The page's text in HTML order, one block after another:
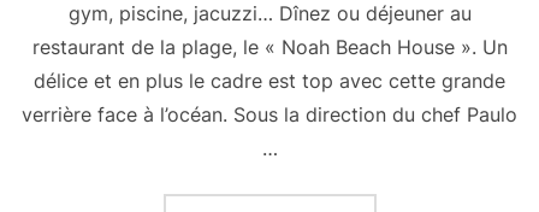
gym, piscine, jacuzzi… Dînez ou déjeuner au
restaurant de la plage, le « Noah Beach House ». Un
délice et en plus le cadre est top avec cette grande
verrière face à l’océan. Sous la direction du chef Paulo
…